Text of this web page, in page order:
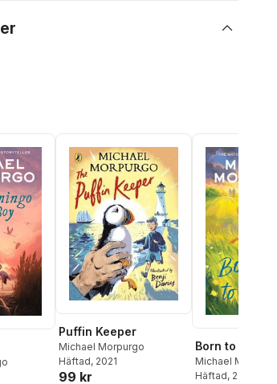
Puffin Keeper
Michael Morpurgo
Häftad, 2021
99 kr
Born to Run
Michael
Häftad, 2023